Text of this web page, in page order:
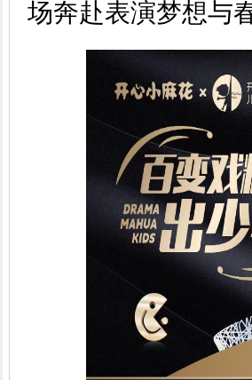
场奔赴表演梦想与